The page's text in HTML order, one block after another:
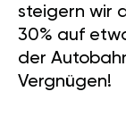
steigern wir
30% auf
der
Vergnügen!